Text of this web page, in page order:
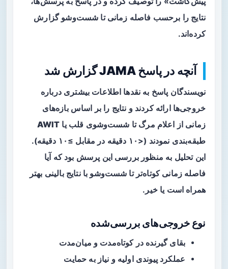
نتایج را برحسب فاصله زمانی تا شست‌وشو گزارش
کرده‌اند.
آنچه در پاسخ JAMA گزارش شد
نویسندگان پاسخ به نقدها اطلاعات بیشتری درباره
خروجی‌ها ارائه کردند و نتایج را بر اساس بازه‌های
زمانی از اعلام مرگ تا شست‌وشوی قلب یا AWIT
طبقه‌بندی نمودند (<۱۰ دقیقه در مقابل ≥۱۰ دقیقه).
این تحلیل به منظور بررسی این پرسش بود که آیا
فاصله زمانی کوتاه‌تر تا شست‌وشو با نتایج بالینی بهتر
همراه است یا خیر.
نوع خروجی‌های بررسی‌شده
بقای گیرنده در کوتاه‌مدت و میان‌مدت
عملکرد پیوندی اولیه و نیاز به حمایت